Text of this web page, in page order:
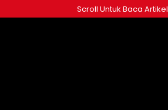
ke
Scroll Untuk Baca Artikel